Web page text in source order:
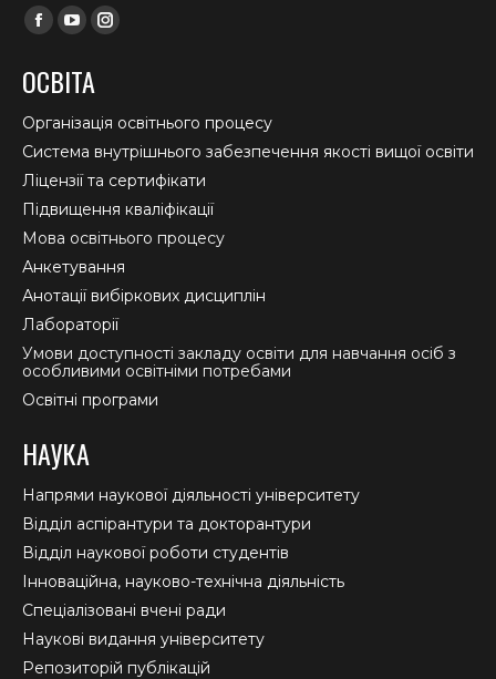
Find us on:
Facebook
opens
in
new
window
YouTube
opens
in
new
window
Instagram
in
new
window
ОСВІТА
Організація освітнього процесу
Система внутрішнього забезпечення якості вищої освіти
Ліцензії та сертифікати
Підвищення кваліфікації
Мова освітнього процесу
Анкетування
Анотації вибіркових дисциплін
Лабораторії
Умови доступності закладу освіти для навчання осіб з
особливими освітніми потребами
Освітні програми
НАУКА
Напрями наукової діяльності університету
Відділ аспірантури та докторантури
Відділ наукової роботи студентів
Інноваційна, науково-технічна діяльність
Спеціалізовані вчені ради
Наукові видання університету
Репозиторій публікацій